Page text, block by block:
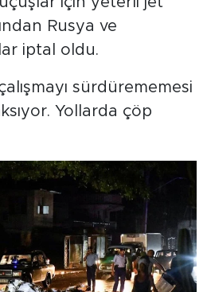
Rusya ve
iptal oldu.
sürdürememesi
Yollarda çöp